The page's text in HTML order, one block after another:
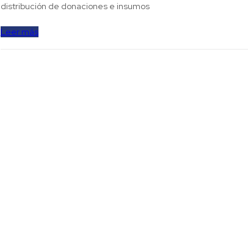
distribución de donaciones e insumos
Leer más